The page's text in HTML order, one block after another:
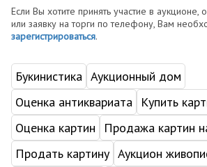
Если Вы хотите принять участие в аукционе,
или заявку на торги по телефону, Вам
зарегистрироваться.
Букинистика Аукционный дом
Оценка антиквариата
Купить
Оценка картин
Продажа картин
Продать картину Аукцион